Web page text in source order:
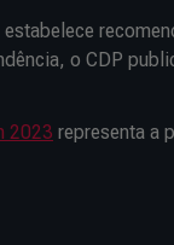
o CDP
2023 representa a